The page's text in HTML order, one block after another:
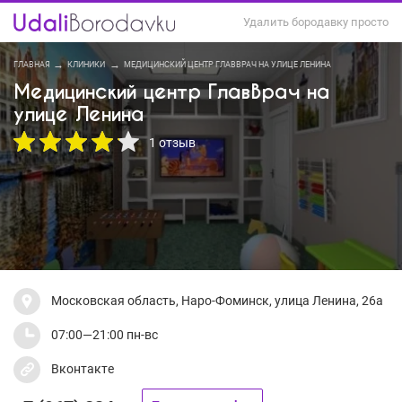
Удалить бородавку просто
ГЛАВНАЯ КЛИНИКИ МЕДИЦИНСКИЙ ЦЕНТР ГЛАВВРАЧ НА УЛИЦЕ ЛЕНИНА
Медицинский центр ГлавВрач на
улице Ленина
1 отзыв
Московская область, Наро-Фоминск, улица Ленина, 26а
07:00—21:00 пн-вс
Вконтакте